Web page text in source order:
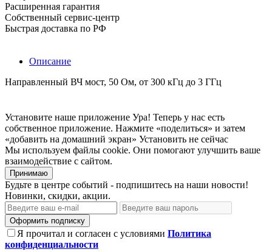
Расширенная гарантия
Собственный сервис-центр
Быстрая доставка по РФ
Описание
Направленный ВЧ мост, 50 Ом, от 300 кГц до 3 ГГц
Установите наше приложение Ура! Теперь у нас есть
собственное приложение. Нажмите «поделиться» и затем
«добавить на домашний экран» Установить не сейчас
Мы используем файлы cookie. Они помогают улучшить ваше
взаимодействие с сайтом.
Принимаю
Будьте в центре событий - подпишитесь на наши новости!
Новинки, скидки, акции.
Оформить подписку
Я прочитал и согласен с условиями Политика
конфиденциальности